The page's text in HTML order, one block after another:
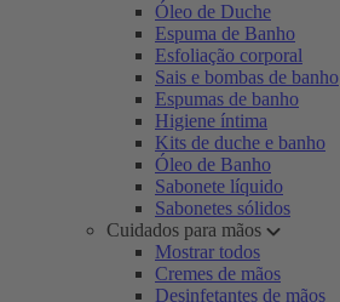
Óleo de Duche
Espuma de Banho
Esfoliação corporal
Sais e bombas de banho
Espumas de banho
Higiene íntima
Kits de duche e banho
Óleo de Banho
Sabonete líquido
Sabonetes sólidos
Cuidados para mãos
Mostrar todos
Cremes de mãos
Desinfetantes de mãos